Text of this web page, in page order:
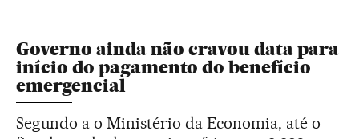
Governo ainda não cravou data para
início do pagamento do benefício
emergencial
Segundo a o Ministério da Economia, até o